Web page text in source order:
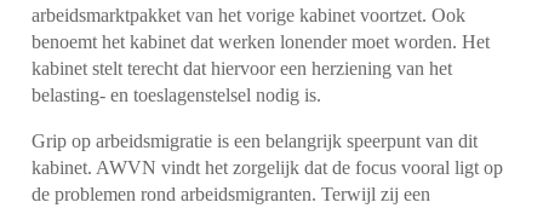
arbeidsmarktpakket van het vorige kabinet voortzet. Ook
benoemt het kabinet dat werken lonender moet worden. Het
kabinet stelt terecht dat hiervoor een herziening van het
belasting- en toeslagenstelsel nodig is.
Grip op arbeidsmigratie is een belangrijk speerpunt van dit
kabinet. AWVN vindt het zorgelijk dat de focus vooral ligt op
de problemen rond arbeidsmigranten. Terwijl zij een